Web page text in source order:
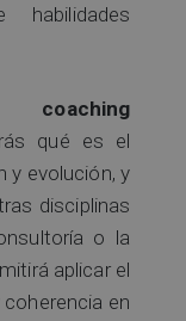
habilidades
coaching
qué es el
y evolución, y
disciplinas
o la
aplicar el
en